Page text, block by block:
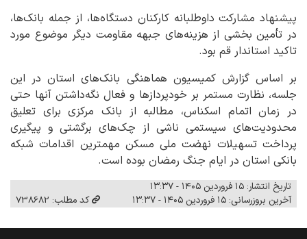
پیشنهاد مشارکت داوطلبانه کارکنان دستگاه‌ها، از جمله بانک‌ها،
در تأمین بخشی از هزینه‌های جبهه مقاومت دیگر موضوع مورد
تاکید استاندار قم بود.
بر اساس گزارش کمیسیون هماهنگی بانک‌های استان در این
جلسه، نظارت مستمر بر خودپردازها و فعال نگه‌داشتن آنها حتی
در زمان اتمام اسکناس، مطالبه از بانک مرکزی برای تعلیق
محدودیت‌های سیستمی ناشی از چک‌های برگشتی و پیگیری
پرداخت تسهیلات نهضت ملی مسکن مهمترین اقدامات شبکه
بانکی استان در ایام جنگ رمضان بوده است.
تاریخ انتشار: ۱۵ فروردین ۱۴۰۵ - ۱۳:۳۷
آخرین بروزرسانی: ۱۵ فروردین ۱۴۰۵ - ۱۳:۳۷
کد مطلب: 738682